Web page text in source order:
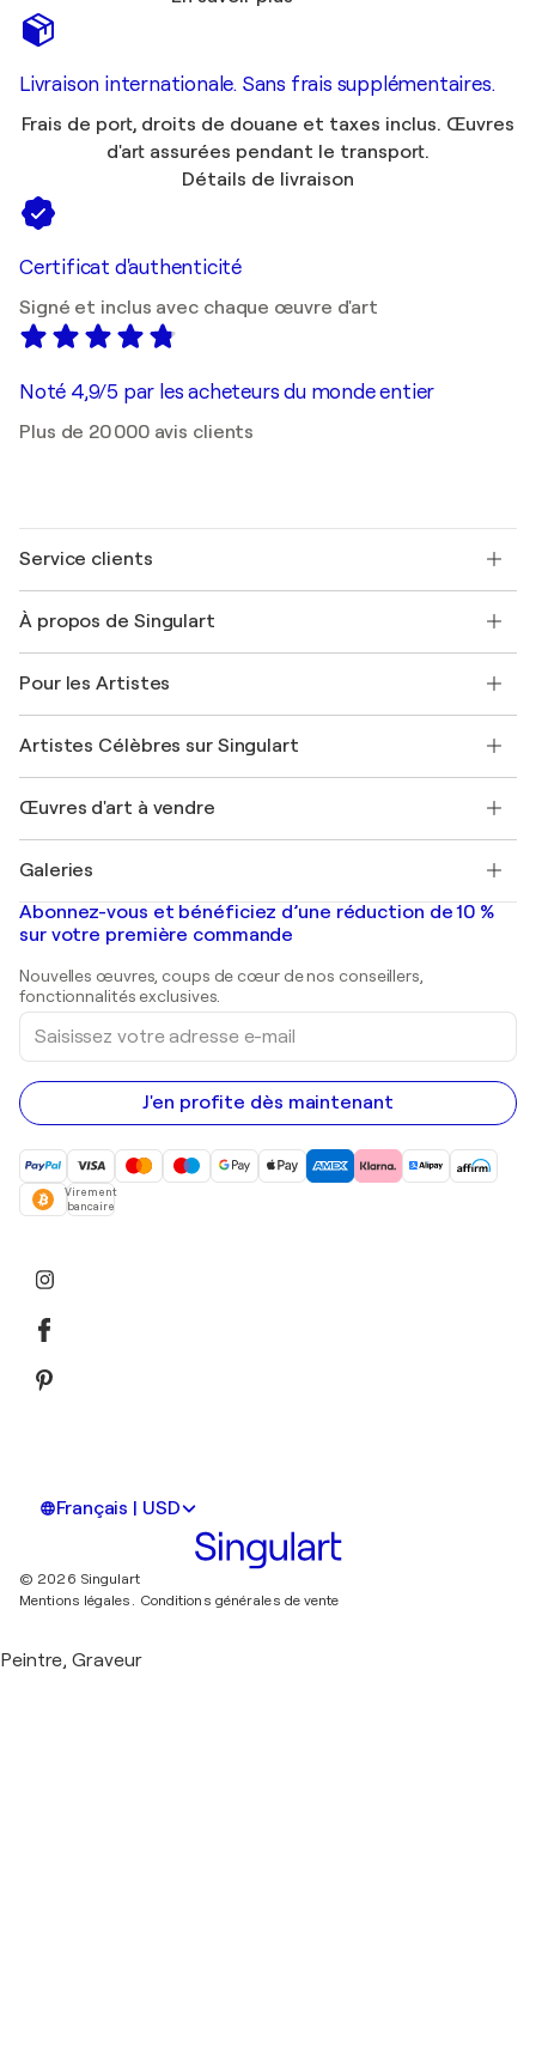
Livraison internationale. Sans frais supplémentaires.
Frais de port, droits de douane et taxes inclus. Œuvres
d'art assurées pendant le transport.
Détails de livraison
Certificat d'authenticité
Signé et inclus avec chaque œuvre d'art
Noté 4,9/5 par les acheteurs du monde entier
Plus de 20 000 avis clients
Service clients
Expédition
Offrir une carte cadeau
Rejoignez notre programme commercial
Mon compte
+33 1 76 44 06 42
À propos de Singulart
FAQ
Magazine Singulart
Emplois
Découvrez une sélection d'art original
Pour les Artistes
Se connecter en tant qu'Artiste
Artistes Célèbres sur Singulart
Marc Chagall
Banksy
Mr. Brainwash
Shepard Fairey
Œuvres d'art à vendre
Tableaux abstraits à vendre
Peintures de paysage
Estampes
Peintures acryliques
Galeries
Galeries d'art en France
Galeries d'art en Belgique
Abonnez-vous et bénéficiez d’une réduction de 10 %
sur votre première commande
Nouvelles œuvres, coups de cœur de nos conseillers,
fonctionnalités exclusives.
Saisissez
votre
adresse
e-
mail
J'en profite dès maintenant
Virement
bancaire
Français | USD
© 2026 Singulart
Mentions légales.
Conditions générales de vente
Peintre, Graveur